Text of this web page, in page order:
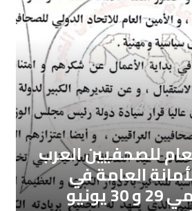
للصحفيين العرب
العامة في
بغداد يومي 29 و 30 يونيو